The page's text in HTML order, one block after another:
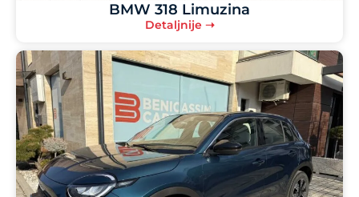
BMW 318 Limuzina
Detaljnije ➝